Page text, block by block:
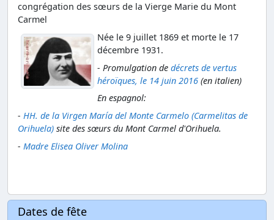
congrégation des sœurs de la Vierge Marie du Mont
Carmel
Née le 9 juillet 1869 et morte le 17
décembre 1931.
- Promulgation de décrets de vertus
héroïques, le 14 juin 2016 (en italien)
En espagnol:
- HH. de la Virgen María del Monte Carmelo (Carmelitas de
Orihuela) site des sœurs du Mont Carmel d'Orihuela.
- Madre Elisea Oliver Molina
Dates de fête